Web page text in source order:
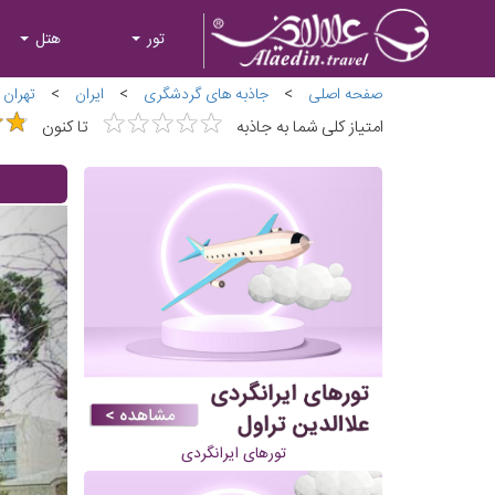
تور هتل
صفحه اصلی > جاذبه های گردشگری > ایران > تهران
امتیاز کلی شما به جاذبه ★★★★★
★★★★★ تا کنون ★
★
تورهای ایرانگردی